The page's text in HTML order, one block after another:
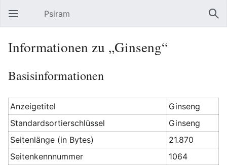
Hauptmenü öffnen Psiram
Informationen zu „Ginseng“
Basisinformationen
Anzeigetitel
Ginseng
Standardsortierschlüssel
Ginseng
Seitenlänge (in Bytes)
21.870
Seitenkennnummer
1064